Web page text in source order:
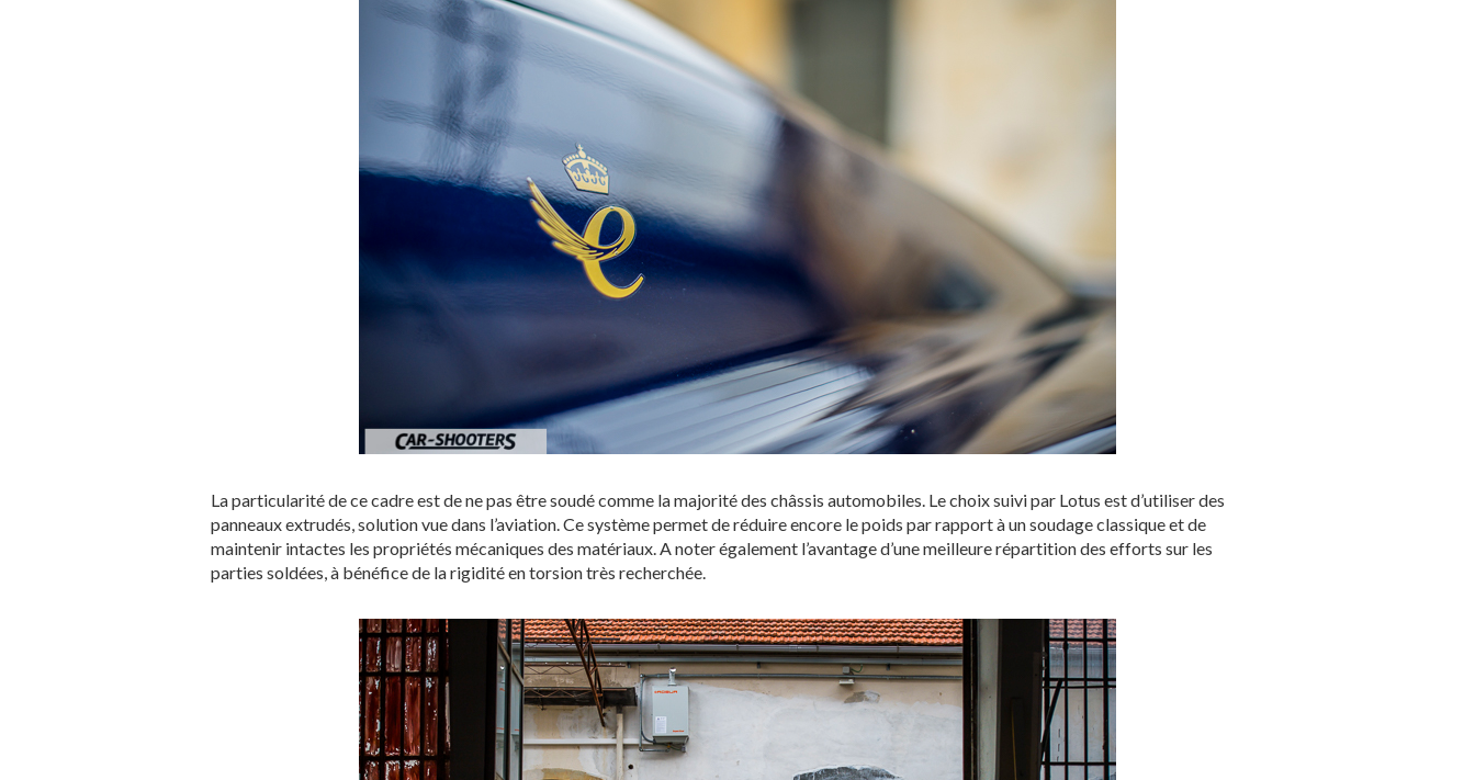
La particularité de ce cadre est de ne pas être soudé comme la majorité des châssis automobiles. Le choix suivi par Lotus est d’utiliser des
panneaux extrudés, solution vue dans l’aviation. Ce système permet de réduire encore le poids par rapport à un soudage classique et de
maintenir intactes les propriétés mécaniques des matériaux. A noter également l’avantage d’une meilleure répartition des efforts sur les
parties soldées, à bénéfice de la rigidité en torsion très recherchée.